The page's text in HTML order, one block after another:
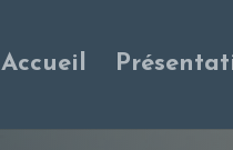
Accueil